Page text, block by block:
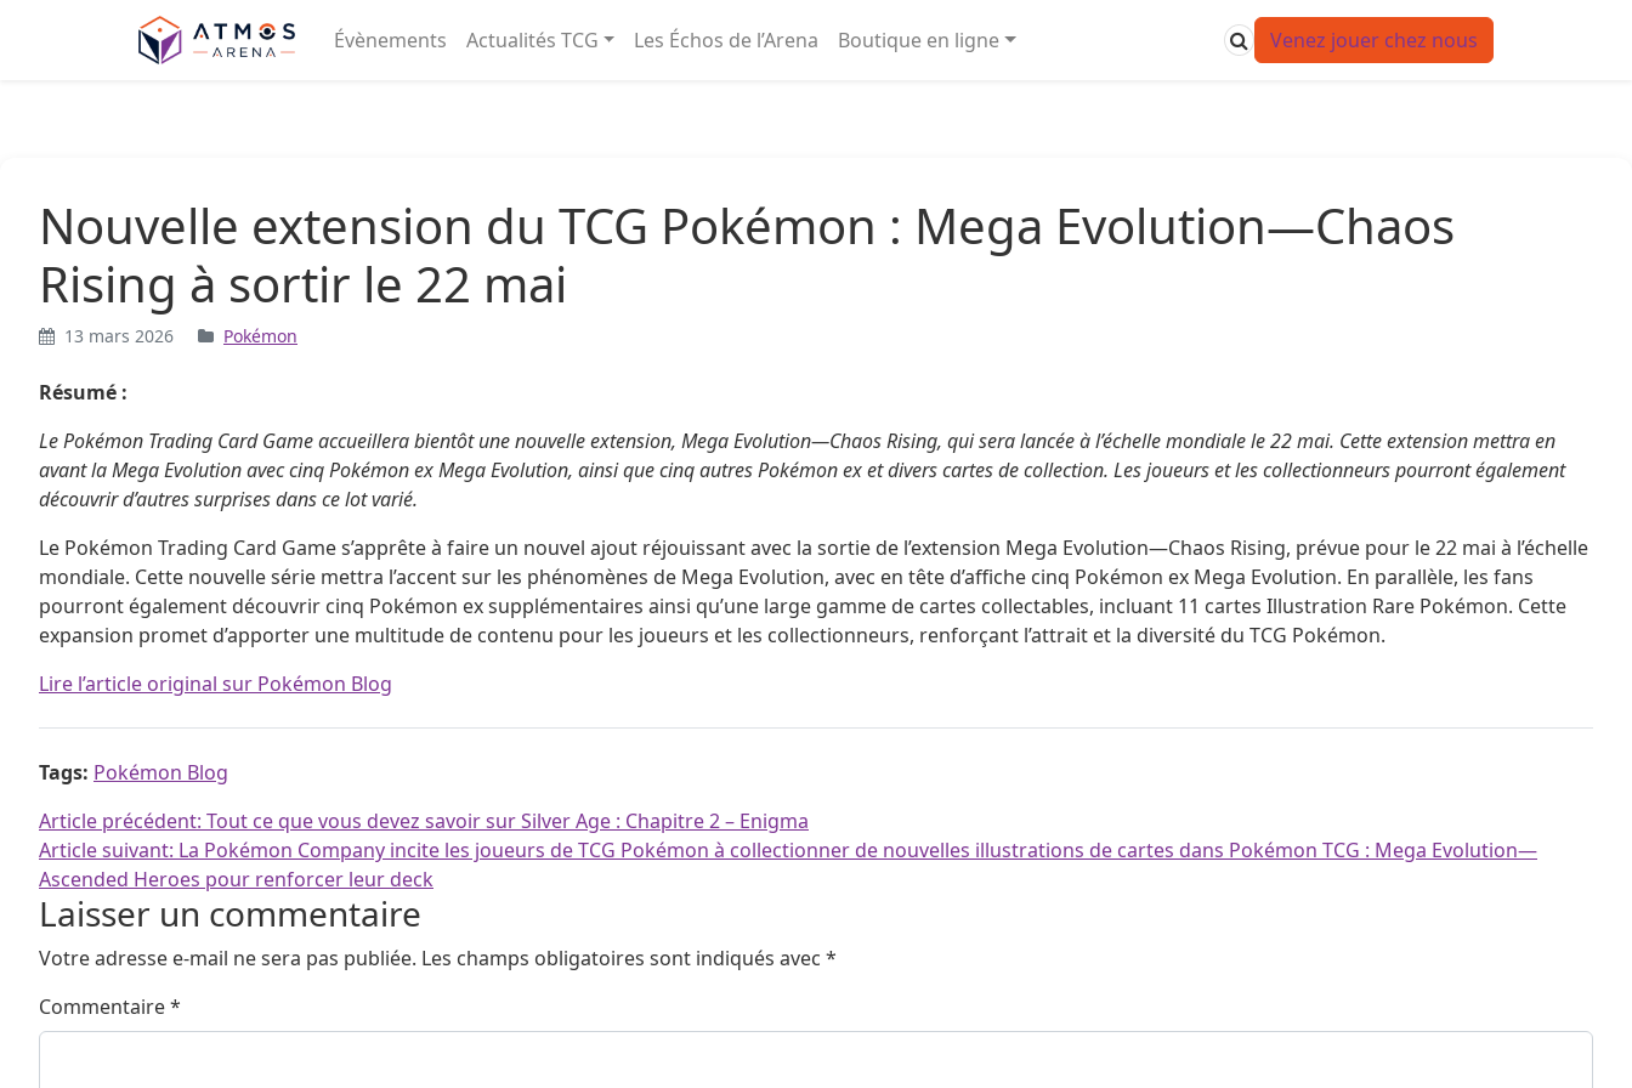
Évènements
Actualités TCG Les Échos de l’Arena Boutique en ligne Venez jouer chez nous
Nouvelle extension du TCG Pokémon : Mega Evolution—Chaos
Rising à sortir le 22 mai
13 mars 2026 Pokémon
Résumé :
Le Pokémon Trading Card Game accueillera bientôt une nouvelle extension, Mega Evolution—Chaos Rising, qui sera lancée à l’échelle mondiale le 22 mai. Cette extension mettra en
avant la Mega Evolution avec cinq Pokémon ex Mega Evolution, ainsi que cinq autres Pokémon ex et divers cartes de collection. Les joueurs et les collectionneurs pourront également
découvrir d’autres surprises dans ce lot varié.
Le Pokémon Trading Card Game s’apprête à faire un nouvel ajout réjouissant avec la sortie de l’extension Mega Evolution—Chaos Rising, prévue pour le 22 mai à l’échelle
mondiale. Cette nouvelle série mettra l’accent sur les phénomènes de Mega Evolution, avec en tête d’affiche cinq Pokémon ex Mega Evolution. En parallèle, les fans
pourront également découvrir cinq Pokémon ex supplémentaires ainsi qu’une large gamme de cartes collectables, incluant 11 cartes Illustration Rare Pokémon. Cette
expansion promet d’apporter une multitude de contenu pour les joueurs et les collectionneurs, renforçant l’attrait et la diversité du TCG Pokémon.
Lire l’article original sur Pokémon Blog
Tags: Pokémon Blog
Navigation de l’article
Article précédent: Tout ce que vous devez savoir sur Silver Age : Chapitre 2 – Enigma
Article suivant: La Pokémon Company incite les joueurs de TCG Pokémon à collectionner de nouvelles illustrations de cartes dans Pokémon TCG : Mega Evolution—
Ascended Heroes pour renforcer leur deck
Laisser un commentaire
Votre adresse e-mail ne sera pas publiée. Les champs obligatoires sont indiqués avec *
Commentaire*